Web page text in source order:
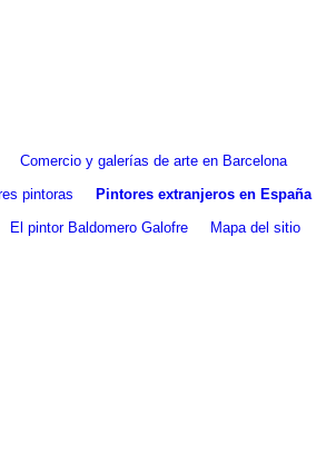
Comercio y galerías de arte en Barcelona
pintoras
Pintores extranjeros en España
El pintor Baldomero Galofre
Mapa del sitio